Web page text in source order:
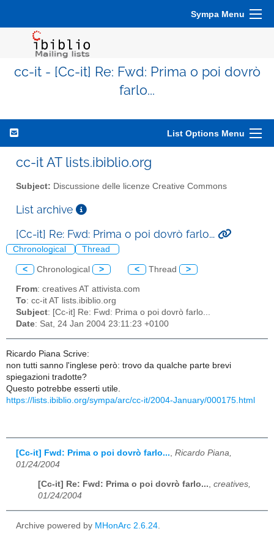
Sympa Menu
cc-it - [Cc-it] Re: Fwd: Prima o poi dovrò
farlo...
List Options Menu
cc-it AT lists.ibiblio.org
Subject: Discussione delle licenze Creative Commons
List archive
[Cc-it] Re: Fwd: Prima o poi dovrò farlo...
Chronological Thread
< Chronological > < Thread >
From: creatives AT attivista.com
To: cc-it AT lists.ibiblio.org
Subject: [Cc-it] Re: Fwd: Prima o poi dovrò farlo...
Date: Sat, 24 Jan 2004 23:11:23 +0100
Ricardo Piana Scrive:
non tutti sanno l'inglese però: trovo da qualche parte brevi
spiegazioni tradotte?
Questo potrebbe esserti utile.
https://lists.ibiblio.org/sympa/arc/cc-it/2004-January/000175.html
[Cc-it] Fwd: Prima o poi dovrò farlo... Ricardo Piana,
01/24/2004
[Cc-it] Re: Fwd: Prima o poi dovrò farlo..., creatives,
01/24/2004
Archive powered by MHonArc 2.6.24.